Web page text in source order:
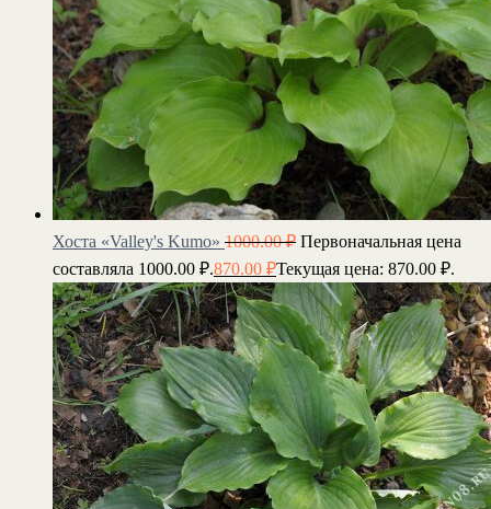
Хоста «Valley's Kumo» 1000.00₽ Первоначальная цена
составляла 1000.00 ₽.870.00 ₽Текущая цена: 870.00 ₽.